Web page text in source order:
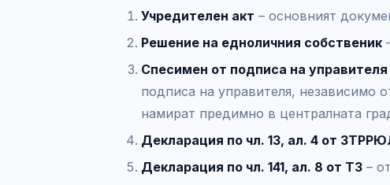
Учредителен акт – основният
Решение на едноличния собственик
Спесимен от подписа на управителя
подписа на управителя, независимо
намират предимно в централната
Декларация по чл. 13, ал. 4 от
Декларация по чл. 141, ал. 8 от ТЗ –